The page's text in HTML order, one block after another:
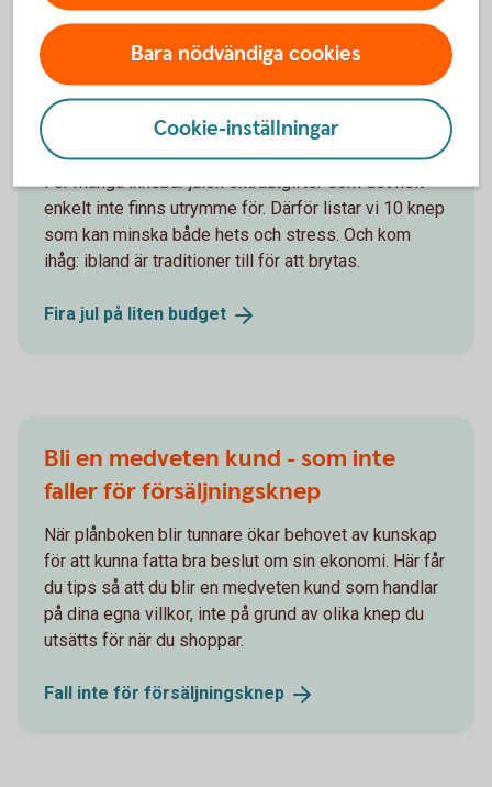
Andra läser också
Fira jul på liten budget
För många innebär julen extrautgifter som det helt
enkelt inte finns utrymme för. Därför listar vi 10 knep
som kan minska både hets och stress. Och kom
ihåg: ibland är traditioner till för att brytas.
Fira jul på liten budget
Bli en medveten kund - som inte
faller för försäljningsknep
När plånboken blir tunnare ökar behovet av kunskap
för att kunna fatta bra beslut om sin ekonomi. Här får
du tips så att du blir en medveten kund som handlar
på dina egna villkor, inte på grund av olika knep du
utsätts för när du shoppar.
Fall inte för försäljningsknep
Bara nödvändiga cookies
Cookie-inställningar